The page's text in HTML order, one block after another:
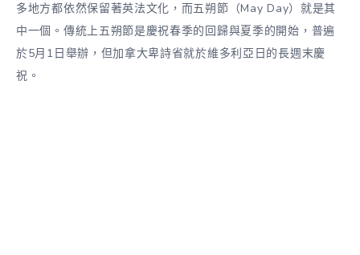
多地方都依然保留著英法文化，而五朔節（May Day）就是其
中一個。傳統上五朔節是慶祝春季的回歸與夏季的開始，普遍
於5月1日舉辦，但加拿大卑詩省就於維多利亞日的長週末慶
祝。